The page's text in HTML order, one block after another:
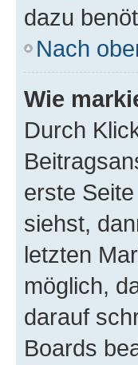
dazu
Nach
Wie
Durch
erste
siehst,
letzten
möglich,
darauf
Boards